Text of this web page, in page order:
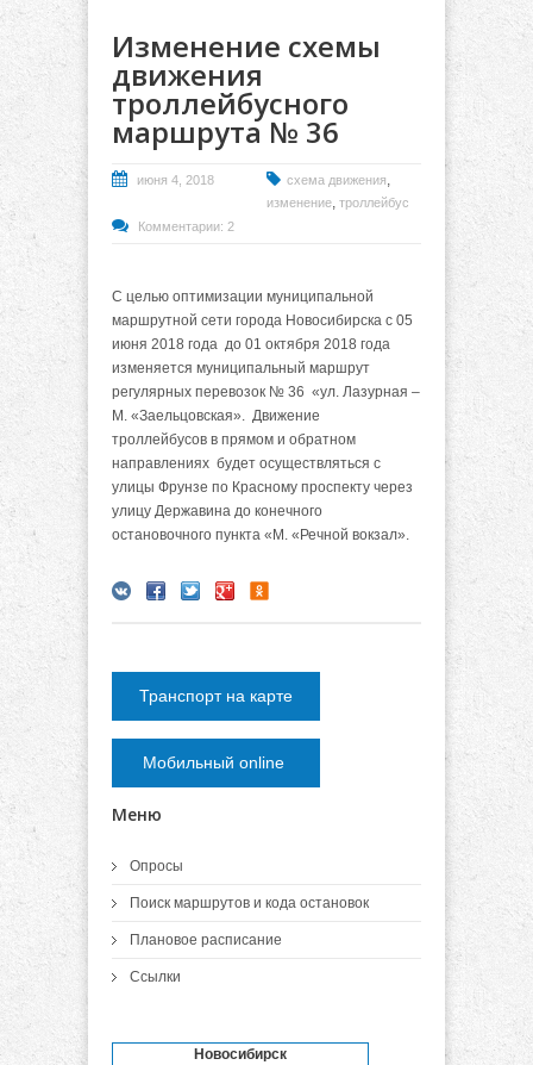
Изменение схемы
движения
троллейбусного
маршрута № 36
июня 4, 2018 схема движения
изменение троллейбус
Комментарии: 2
С целью оптимизации муниципальной
маршрутной сети города Новосибирска с 05
июня 2018 года до 01 октября 2018 года
изменяется муниципальный маршрут
регулярных перевозок № 36 «ул. Лазурная –
М. «Заельцовская». Движение
троллейбусов в прямом и обратном
направлениях будет осуществляться с
улицы Фрунзе по Красному проспекту через
улицу Державина до конечного
остановочного пункта «М. «Речной вокзал».
Транспорт на карте
Мобильный online
Меню
Опросы
Поиск маршрутов и кода остановок
Плановое расписание
Ссылки
Новосибирск